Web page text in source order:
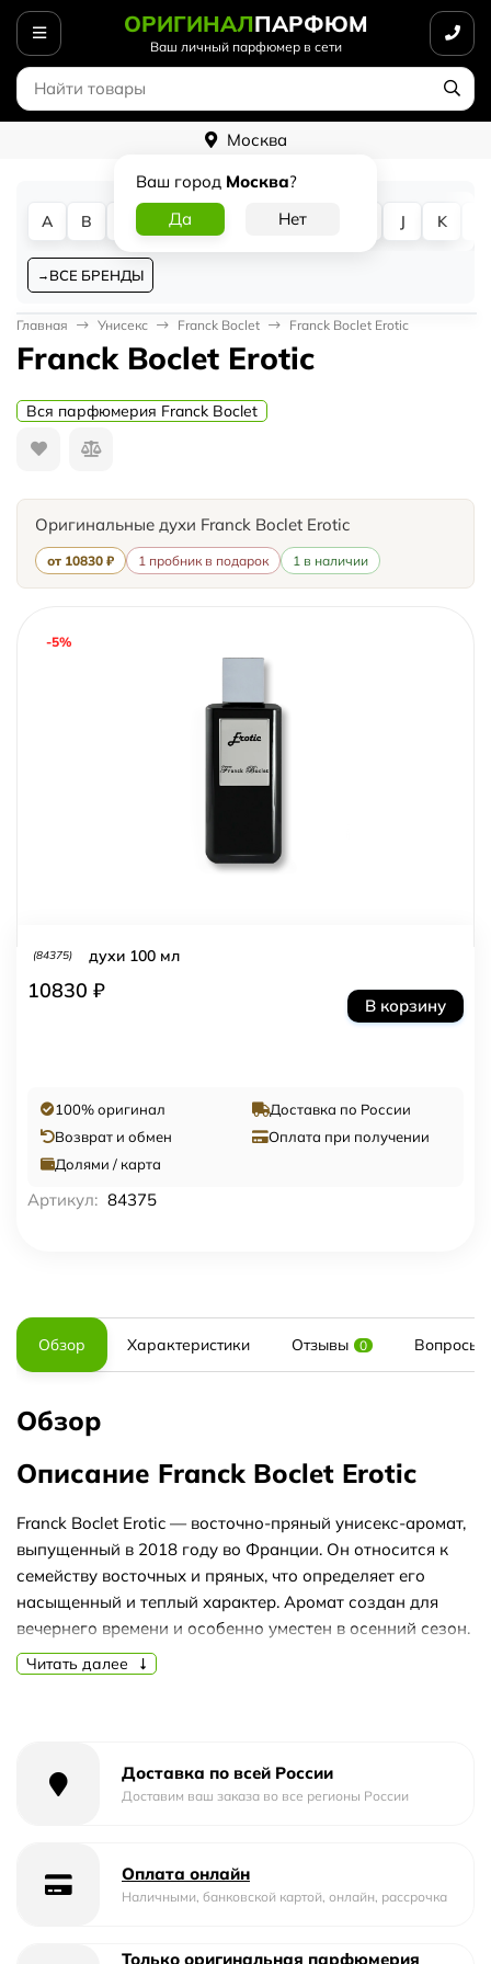
ОРИГИНАЛПАРФЮМ
Ваш личный парфюмер в сети
Москва
Ваш город Москва?
A B D G J K
ВСЕ БРЕНДЫ
Главная Унисекс Franck Boclet Franck Boclet Erotic
Franck Boclet Erotic
Вся парфюмерия Franck Boclet
Оригинальные духи Franck Boclet Erotic
от 10830 ₽ 1 пробник в подарок 1 в наличии
-5%
(84375) духи 100 мл
10830 ₽
В корзину
100% оригинал
Доставка по России
Возврат и обмен
Оплата при получении
Долями / карта
Артикул: 84375
Обзор Характеристики Отзывы 0 Вопросы
Обзор
Описание Franck Boclet Erotic
Franck Boclet Erotic — восточно-пряный унисекс-аромат,
выпущенный в 2018 году во Франции. Он относится к
семейству восточных и пряных, что определяет его
насыщенный и теплый характер. Аромат создан для
вечернего времени и особенно уместен в осенний сезон.
Композиция раскрывается яркими цитрусово-
сложный и многогранный аккорд. База из мускуса,
амбры, ванили, сандалового дерева, кожи, кедра,
Благодаря теплым и насыщенным нотам, аромат
Читать далее
Доставка по всей России
Доставим ваш заказа во все регионы России
Оплата онлайн
Наличными, банковской картой, онлайн, рассрочка
Только оригинальная парфюмерия